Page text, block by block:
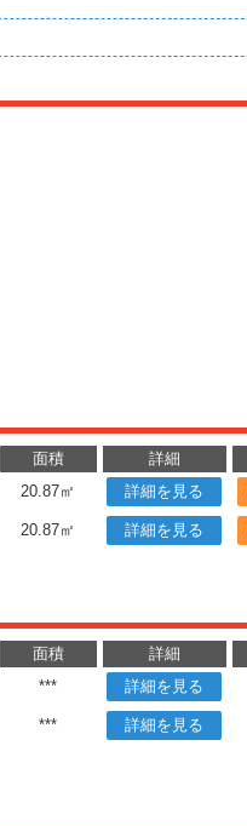
面積 詳細
20.87㎡ 詳細を見る
20.87㎡ 詳細を見る
面積 詳細
*** 詳細を見る
*** 詳細を見る